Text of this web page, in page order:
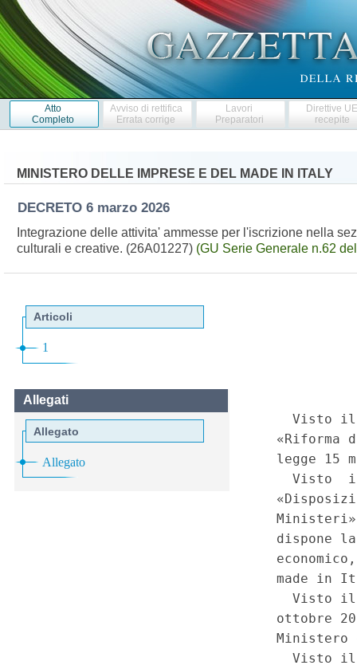
Atto
Completo
Avviso di rettifica
Errata corrige
Lavori
Preparatori
Direttive
recepite
MINISTERO DELLE IMPRESE E DEL MADE IN ITALY
DECRETO 6 marzo 2026
Integrazione delle attivita' ammesse per l'iscrizione nella
culturali e creative. (26A01227) (GU Serie Generale n.62